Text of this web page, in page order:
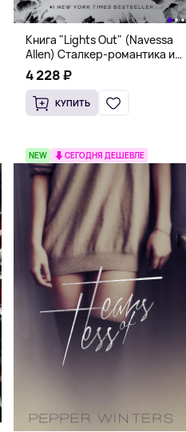
Книга "Lights Out" (Navessa
Allen) Сталкер-романтика и
человек в маске (18+)
4 228 ₽
КУПИТЬ
NEW СЕГОДНЯ ДЕШЕВЛЕ